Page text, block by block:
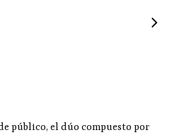
público, el dúo compuesto por